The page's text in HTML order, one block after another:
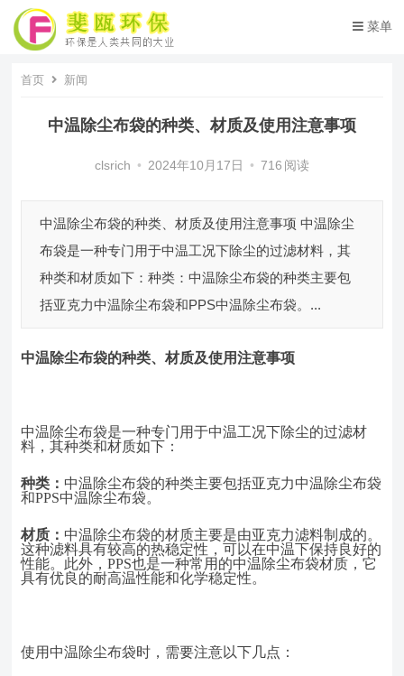
菜单
首页 新闻
中温除尘布袋​的种类、材质及使用注意事项
clsrich • 2024年10月17日 • 716 阅读
中温除尘布袋的种类、材质及使用注意事项 中温除尘
布袋是一种专门用于中温工况下除尘的过滤材料，其
种类和材质如下：种类：中温除尘布袋的种类主要包
括亚克力中温除尘布袋和PPS中温除尘布袋。...
中温除尘布袋的种类、材质及使用注意事项
中温除尘布袋是一种专门用于中温工况下除尘的过滤材
料，其种类和材质如下：
种类： 中温除尘布袋的种类主要包括亚克力中温除尘布袋
和PPS中温除尘布袋。
材质： 中温除尘布袋的材质主要是由亚克力滤料制成的。
这种滤料具有较高的热稳定性，可以在中温下保持良好的
性能。此外，PPS也是一种常用的中温除尘布袋材质，它
具有优良的耐高温性能和化学稳定性。
使用中温除尘布袋时，需要注意以下几点：